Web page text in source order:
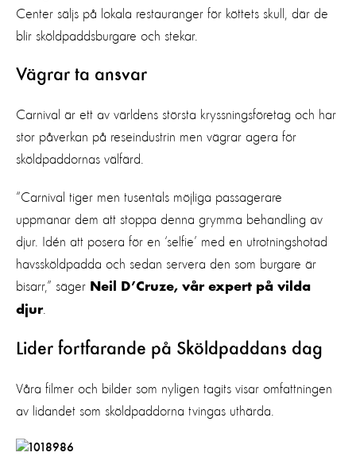
Center säljs på lokala restauranger för köttets skull, där de
blir sköldpaddsburgare och stekar.
Vägrar ta ansvar
Carnival är ett av världens största kryssningsföretag och har
stor påverkan på reseindustrin men vägrar agera för
sköldpaddornas välfärd.
“Carnival tiger men tusentals möjliga passagerare
uppmanar dem att stoppa denna grymma behandling av
djur. Idén att posera för en ‘selfie’ med en utrotningshotad
havssköldpadda och sedan servera den som burgare är
bisarr,” säger Neil D’Cruze, vår expert på vilda
djur.
Lider fortfarande på Sköldpaddans dag
Våra filmer och bilder som nyligen tagits visar omfattningen
av lidandet som sköldpaddorna tvingas uthärda.